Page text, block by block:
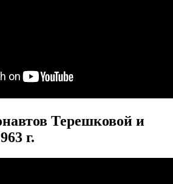
Терешковой и
г.